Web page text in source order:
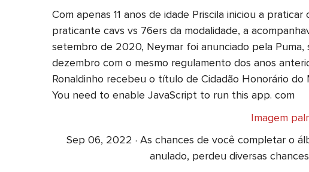
Com apenas 11 anos de idade Priscila iniciou a
praticante cavs vs 76ers da modalidade, a
setembro de 2020, Neymar foi anunciado pela
dezembro com o mesmo regulamento dos anos
Ronaldinho recebeu o título de Cidadão Honorário do
You need to enable JavaScript to run this app. com
Imagem
Sep 06, 2022 · As chances de você completar o
anulado, perdeu diversas